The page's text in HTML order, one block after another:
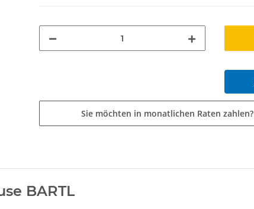
Sie möchten in monatlichen Raten zahlen?
BARTL